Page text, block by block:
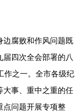
腐败和作风问题既
四次全会部署的八
作之一。全市各级纪
大事、重中之重的任
点问题开展专项整